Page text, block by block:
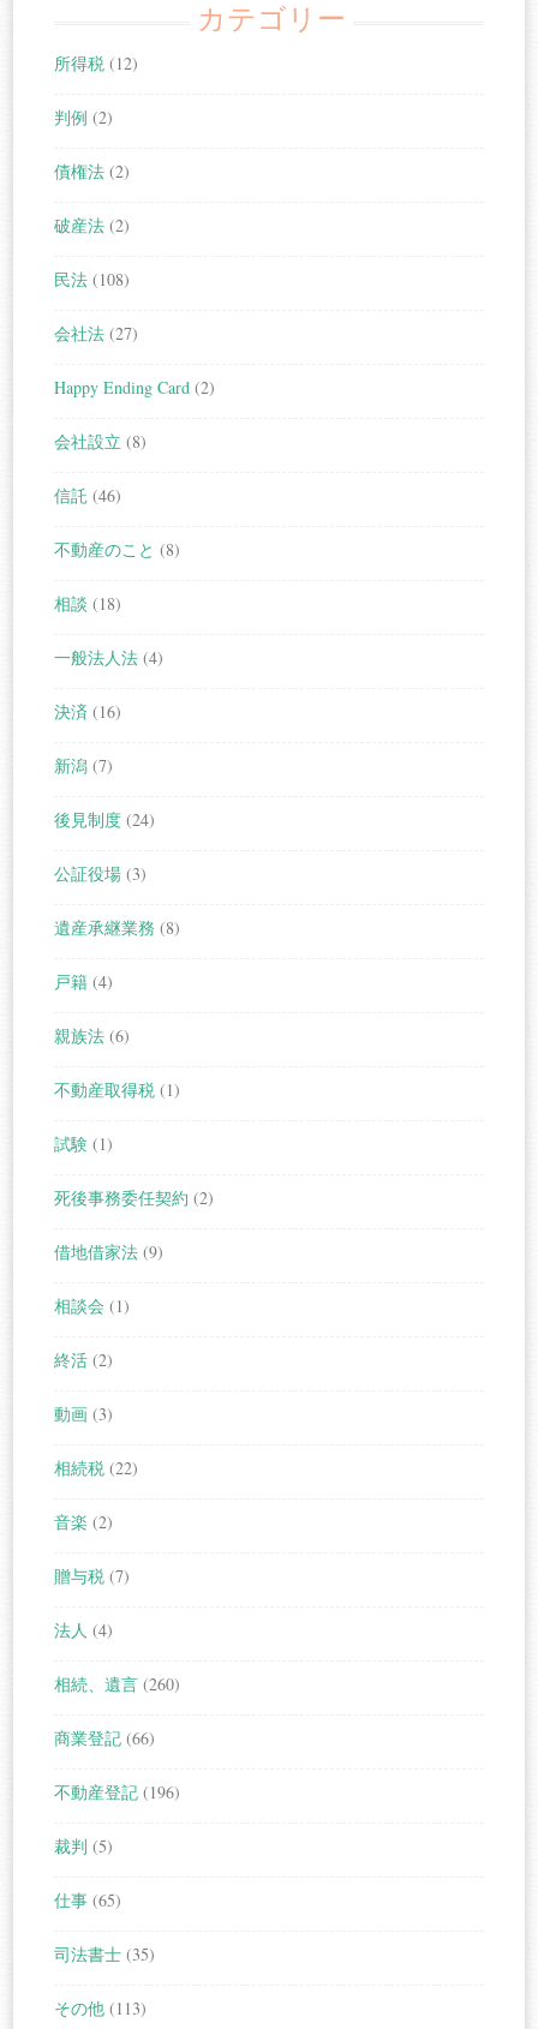
カテゴリー
所得税 (12)
判例 (2)
債権法 (2)
破産法 (2)
民法 (108)
会社法 (27)
Happy Ending Card (2)
会社設立 (8)
信託 (46)
不動産のこと (8)
相談 (18)
一般法人法 (4)
決済 (16)
新潟 (7)
後見制度 (24)
公証役場 (3)
遺産承継業務 (8)
戸籍 (4)
親族法 (6)
不動産取得税 (1)
試験 (1)
死後事務委任契約 (2)
借地借家法 (9)
相談会 (1)
終活 (2)
動画 (3)
相続税 (22)
音楽 (2)
贈与税 (7)
法人 (4)
相続、遺言 (260)
商業登記 (66)
不動産登記 (196)
裁判 (5)
仕事 (65)
司法書士 (35)
その他 (113)